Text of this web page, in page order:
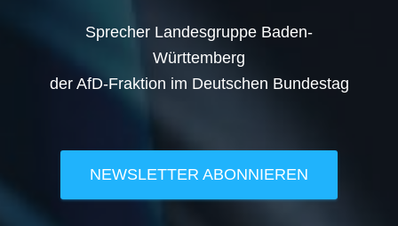
Sprecher Landesgruppe Baden-
Württemberg
der AfD-Fraktion im Deutschen Bundestag
NEWSLETTER ABONNIEREN